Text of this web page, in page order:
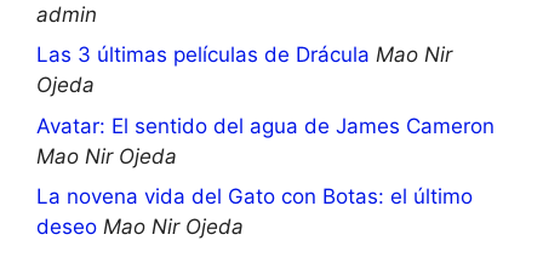
admin
Las 3 últimas películas de Drácula Mao Nir
Ojeda
Avatar: El sentido del agua de James Cameron
Mao Nir Ojeda
La novena vida del Gato con Botas: el último
deseo Mao Nir Ojeda